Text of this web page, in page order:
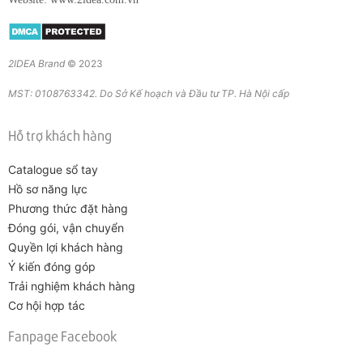
2IDEA Brand © 2023
MST: 0108763342. Do Sở Kế hoạch và Đầu tư TP. Hà Nội cấp
Hỗ trợ khách hàng
Catalogue sổ tay
Hồ sơ năng lực
Phương thức đặt hàng
Đóng gói, vận chuyển
Quyền lợi khách hàng
Ý kiến đóng góp
Trải nghiệm khách hàng
Cơ hội hợp tác
Fanpage Facebook